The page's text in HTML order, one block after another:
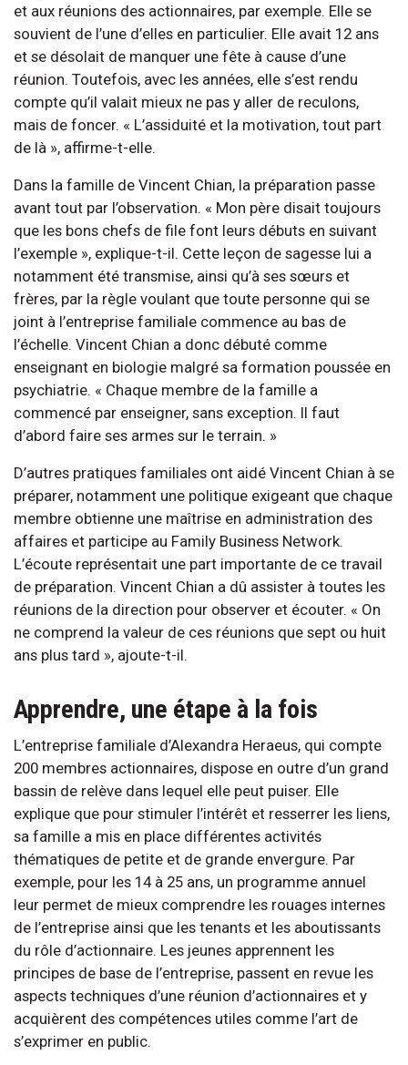
et aux réunions des actionnaires, par exemple. Elle se
souvient de l’une d’elles en particulier. Elle avait 12 ans
et se désolait de manquer une fête à cause d’une
réunion. Toutefois, avec les années, elle s’est rendu
compte qu’il valait mieux ne pas y aller de reculons,
mais de foncer. « L’assiduité et la motivation, tout part
de là », affirme-t-elle.
Dans la famille de Vincent Chian, la préparation passe
avant tout par l’observation. « Mon père disait toujours
que les bons chefs de file font leurs débuts en suivant
l’exemple », explique-t-il. Cette leçon de sagesse lui a
notamment été transmise, ainsi qu’à ses sœurs et
frères, par la règle voulant que toute personne qui se
joint à l’entreprise familiale commence au bas de
l’échelle. Vincent Chian a donc débuté comme
enseignant en biologie malgré sa formation poussée en
psychiatrie. « Chaque membre de la famille a
commencé par enseigner, sans exception. Il faut
d’abord faire ses armes sur le terrain. »
D’autres pratiques familiales ont aidé Vincent Chian à se
préparer, notamment une politique exigeant que chaque
membre obtienne une maîtrise en administration des
affaires et participe au Family Business Network.
L’écoute représentait une part importante de ce travail
de préparation. Vincent Chian a dû assister à toutes les
réunions de la direction pour observer et écouter. « On
ne comprend la valeur de ces réunions que sept ou huit
ans plus tard », ajoute-t-il.
Apprendre, une étape à la fois
L’entreprise familiale d’Alexandra Heraeus, qui compte
200 membres actionnaires, dispose en outre d’un grand
bassin de relève dans lequel elle peut puiser. Elle
explique que pour stimuler l’intérêt et resserrer les liens,
sa famille a mis en place différentes activités
thématiques de petite et de grande envergure. Par
exemple, pour les 14 à 25 ans, un programme annuel
leur permet de mieux comprendre les rouages internes
de l’entreprise ainsi que les tenants et les aboutissants
du rôle d’actionnaire. Les jeunes apprennent les
principes de base de l’entreprise, passent en revue les
aspects techniques d’une réunion d’actionnaires et y
acquièrent des compétences utiles comme l’art de
s’exprimer en public.